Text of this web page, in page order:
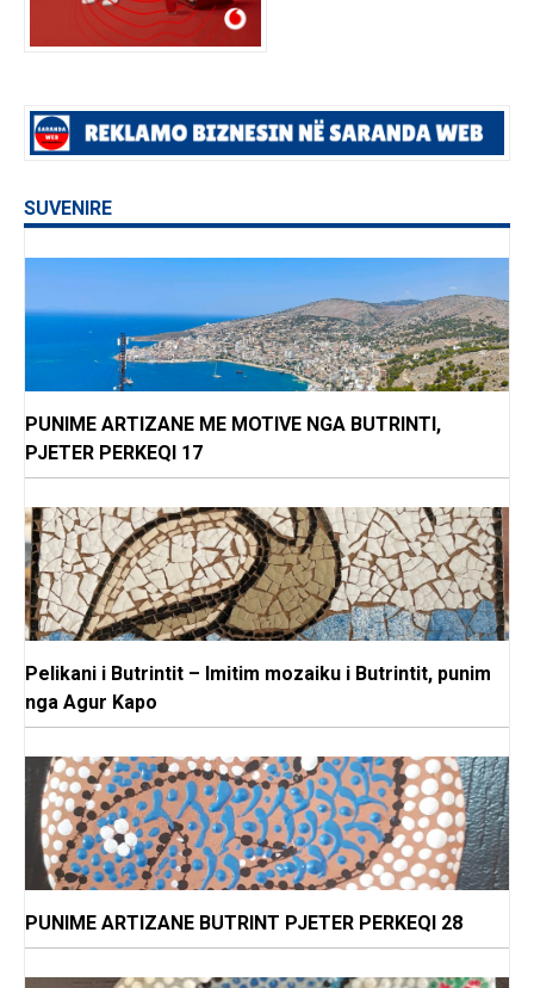
SUVENIRE
PUNIME ARTIZANE ME MOTIVE NGA BUTRINTI,
PJETER PERKEQI 17
Pelikani i Butrintit – Imitim mozaiku i Butrintit, punim
nga Agur Kapo
PUNIME ARTIZANE BUTRINT PJETER PERKEQI 28